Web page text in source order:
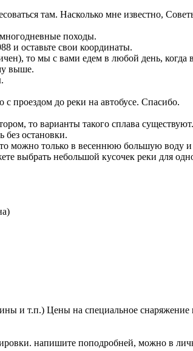
там. Насколько мне известно,
походы.
и оставьте свои координаты.
то мы с вами едем в любой день, когда
выше.
проездом до реки на автобусе. Спасибо.
то варианты такого сплава
остановки.
можно только в весеннюю большую воду и
выбрать небольшой кусочек реки для
и т.п.) Цены на специальное
напишите поподробней, можно в